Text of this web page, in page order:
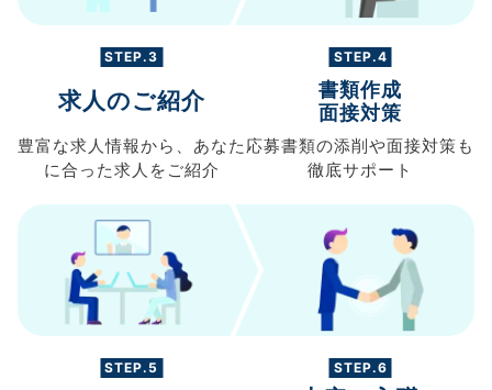
STEP.3
求人のご紹介
豊富な求人情報から、 あなた
に合った求人を ご紹介
STEP.4
書類作成
面接対策
応募書類の添削や面接対策も
徹底サポート
STEP.5 STEP.6